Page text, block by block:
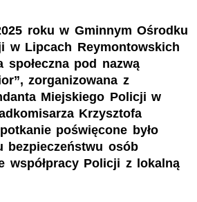
roku w Gminnym Ośrodku
w Lipcach Reymontowskich
społeczna pod nazwą
zorganizowana z
Miejskiego Policji w
Krzysztofa
poświęcone było
bezpieczeństwu osób
współpracy Policji z lokalną